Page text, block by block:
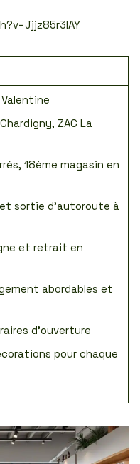
Valentine
ZAC La
18ème magasin en
sortie d’autoroute à
et retrait en
abordables et
d’ouverture
pour chaque